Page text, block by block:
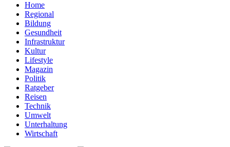
Home
Regional
Bildung
Gesundheit
Infrastruktur
Kultur
Lifestyle
Magazin
Politik
Ratgeber
Reisen
Technik
Umwelt
Unterhaltung
Wirtschaft